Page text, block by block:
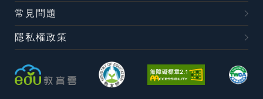
常見問題
隱私權政策